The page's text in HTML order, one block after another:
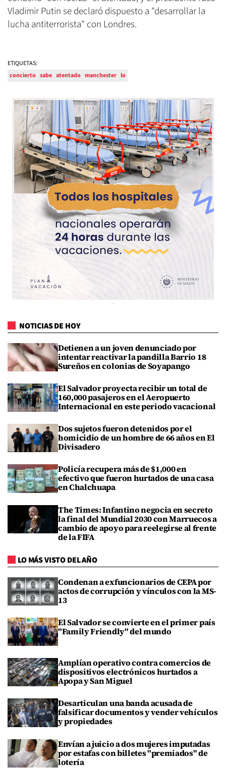
Vladimir Putin se declaró dispuesto a "desarrollar la
lucha antiterrorista" con Londres.
ETIQUETAS:
concierto sabe atentado manchester lo
NOTICIAS DE HOY
Detienen a un joven denunciado por
intentar reactivar la pandilla Barrio 18
Sureños en colonias de Soyapango
El Salvador proyecta recibir un total de
160,000 pasajeros en el Aeropuerto
Internacional en este periodo vacacional
Dos sujetos fueron detenidos por el
homicidio de un hombre de 66 años en El
Divisadero
Policía recupera más de $1,000 en
efectivo que fueron hurtados de una casa
en Chalchuapa
The Times: Infantino negocia en secreto
la final del Mundial 2030 con Marruecos a
cambio de apoyo para reelegirse al frente
de la FIFA
LO MÁS VISTO DEL AÑO
Condenan a exfuncionarios de CEPA por
actos de corrupción y vínculos con la MS-
13
El Salvador se convierte en el primer país
"Family Friendly" del mundo
Amplían operativo contra comercios de
dispositivos electrónicos hurtados a
Apopa y San Miguel
Desarticulan una banda acusada de
falsificar documentos y vender vehículos
y propiedades
Envían a juicio a dos mujeres imputadas
por estafas con billetes "premiados" de
lotería